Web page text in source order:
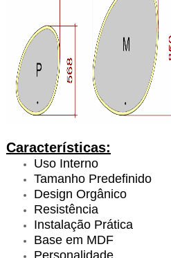
Características:
Uso Interno
Tamanho Predefinido
Design Orgânico
Resistência
Instalação Prática
Base em MDF
Personalidade